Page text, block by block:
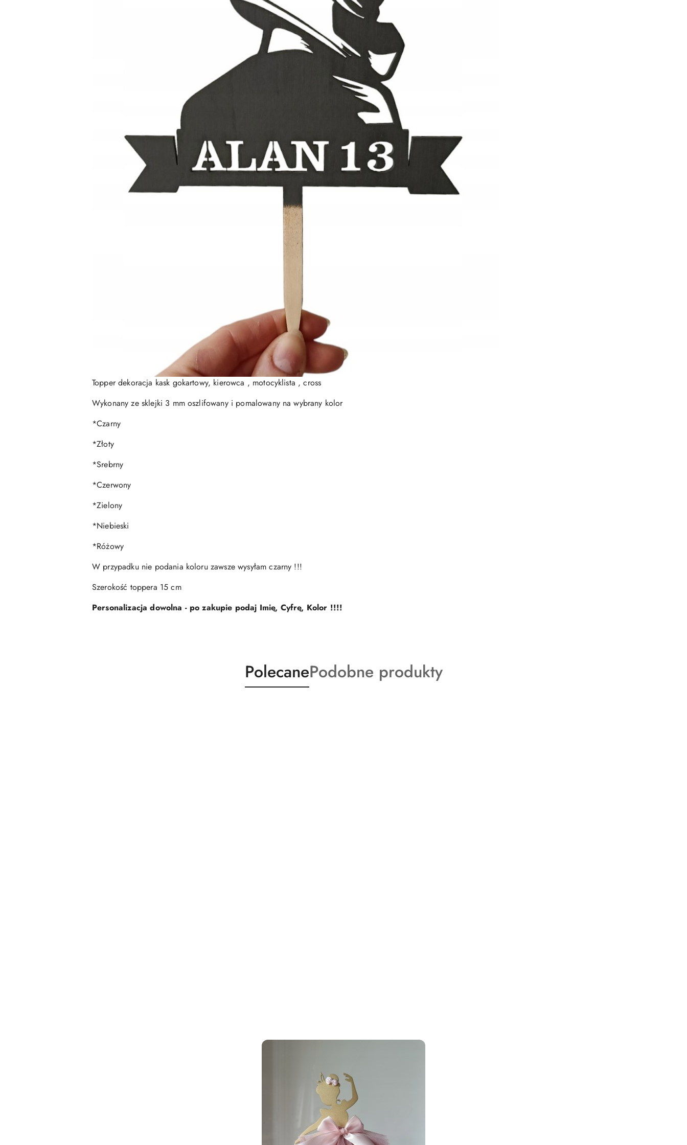
Topper dekoracja kask gokartowy, kierowca , motocyklista , cross
Wykonany ze sklejki 3 mm oszlifowany i pomalowany na wybrany kolor
*Czarny
*Złoty
*Srebrny
*Czerwony
*Zielony
*Niebieski
*Różowy
W przypadku nie podania koloru zawsze wysyłam czarny !!!
Szerokość toppera 15 cm
Personalizacja dowolna - po zakupie podaj Imię, Cyfrę, Kolor !!!!
Produkty
o
PolecaneProdukty
o
Podobne produkty